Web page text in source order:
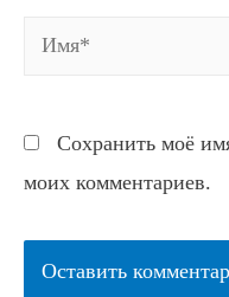
Имя*
Сохранить моё
моих комментариев.